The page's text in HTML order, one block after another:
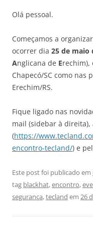
Olá pessoal.
Começamos a
ocorrer dia 25 de maio
Anglicana de Erechim),
Chapecó/SC como nas
Erechim/RS.
Fique ligado nas
mail (sidebar à
(https://
encontro-tecland/) e
Este post foi publicado em
tag blackhat,encontro,
segurança,tecland em 26